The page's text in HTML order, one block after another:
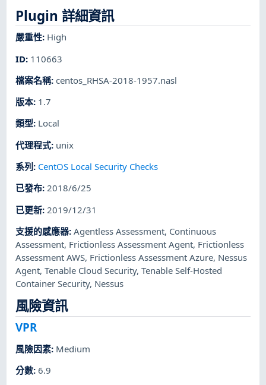
Plugin 詳細資訊
嚴重性: High
ID: 110663
檔案名稱:centos_RHSA-2018-1957.nasl
版本: 1.7
類型: Local
代理程式: unix
系列 : CentOS Local Security Checks
已發布:2018/6/25
已更新: 2019/12/31
支援的感應器:Agentless Assessment, Continuous
Assessment, Frictionless Assessment Agent, Frictionless
Assessment AWS, Frictionless Assessment Azure, Nessus
Agent,Tenable Cloud Security,Tenable Self-Hosted
Container Security, Nessus
風險資訊
VPR
風險因素: Medium
分數:6.9